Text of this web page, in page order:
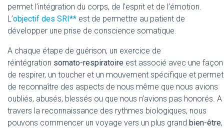
permet l’intégration du corps, de l’esprit et de l’émotion.
L’objectif des SRI** est de permettre au patient de
développer une prise de conscience somatique.
A chaque étape de guérison, un exercice de
réintégration somato-respiratoire est associé avec une façon
de respirer, un toucher et un mouvement spécifique et permet
de reconnaître des aspects de nous même que nous avions
oubliés, abusés, blessés ou que nous n’avions pas honorés. A
travers la reconnaissance des rythmes biologiques, nous
pouvons commencer un voyage vers un plus grand bien-être,